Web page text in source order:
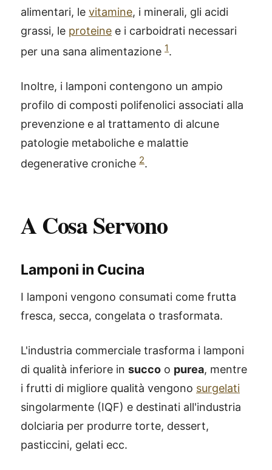
alimentari, le vitamine, i minerali, gli acidi
grassi, le proteine e i carboidrati necessari
per una sana alimentazione 1.
Inoltre, i lamponi contengono un ampio
profilo di composti polifenolici associati alla
prevenzione e al trattamento di alcune
patologie metaboliche e malattie
degenerative croniche 2.
A Cosa Servono
Lamponi in Cucina
I lamponi vengono consumati come frutta
fresca, secca, congelata o trasformata.
L'industria commerciale trasforma i lamponi
di qualità inferiore in succo o purea, mentre
i frutti di migliore qualità vengono surgelati
singolarmente (IQF) e destinati all'industria
dolciaria per produrre torte, dessert,
pasticcini, gelati ecc.